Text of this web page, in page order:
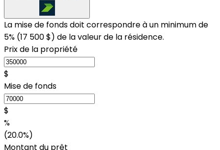
La mise de fonds doit correspondre à un minimum de
5% (17 500 $) de la valeur de la résidence.
Prix de la propriété
$
Mise de fonds
$
%
(20.0%)
Montant du prêt